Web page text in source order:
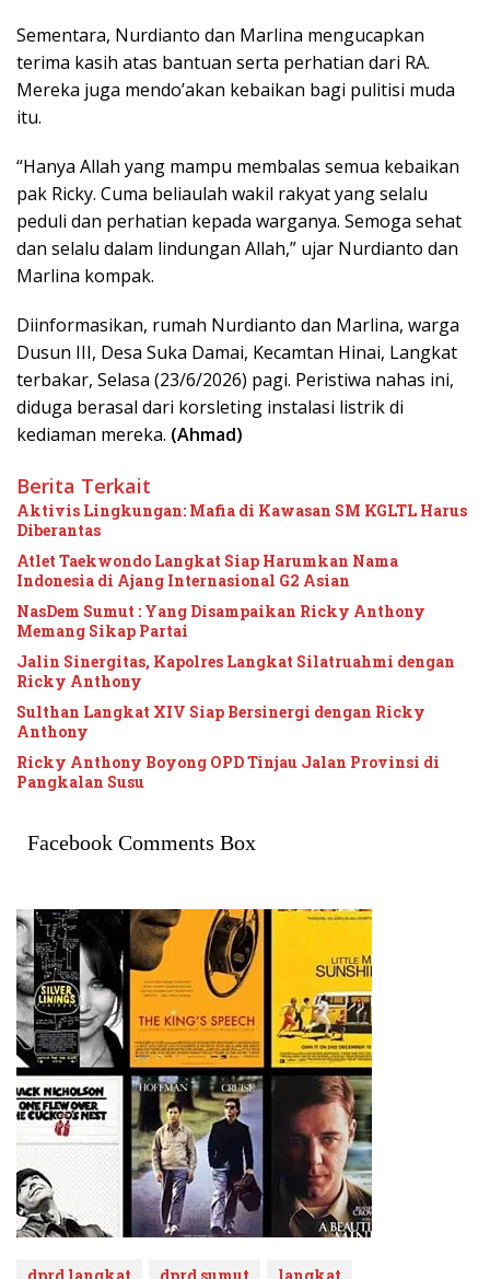
Sementara, Nurdianto dan Marlina mengucapkan
terima kasih atas bantuan serta perhatian dari RA.
Mereka juga mendo’akan kebaikan bagi pulitisi muda
itu.
“Hanya Allah yang mampu membalas semua kebaikan
pak Ricky. Cuma beliaulah wakil rakyat yang selalu
peduli dan perhatian kepada warganya. Semoga sehat
dan selalu dalam lindungan Allah,” ujar Nurdianto dan
Marlina kompak.
Diinformasikan, rumah Nurdianto dan Marlina, warga
Dusun III, Desa Suka Damai, Kecamtan Hinai, Langkat
terbakar, Selasa (23/6/2026) pagi. Peristiwa nahas ini,
diduga berasal dari korsleting instalasi listrik di
kediaman mereka. (Ahmad)
Berita Terkait
Aktivis Lingkungan: Mafia di Kawasan SM KGLTL Harus
Diberantas
Atlet Taekwondo Langkat Siap Harumkan Nama
Indonesia di Ajang Internasional G2 Asian
NasDem Sumut : Yang Disampaikan Ricky Anthony
Memang Sikap Partai
Jalin Sinergitas, Kapolres Langkat Silatruahmi dengan
Ricky Anthony
Sulthan Langkat XIV Siap Bersinergi dengan Ricky
Anthony
Ricky Anthony Boyong OPD Tinjau Jalan Provinsi di
Pangkalan Susu
Facebook Comments Box